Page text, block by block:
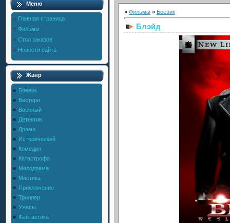
Меню
Главная страница
Фильмы
Стол заказов
Новости сайта
Жанр
Боевик
Вестерн
Военный
Детектив
Драма
Исторический
Комедия
Катастрофа
Мелодрама
Мистика
Приключение
Триллер
Ужасы
Фантастика
» Фильмы » Боевик
Блэйд